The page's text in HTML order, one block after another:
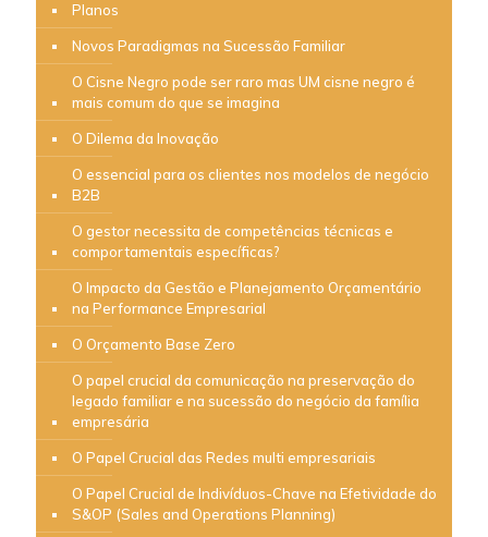
Planos
Novos Paradigmas na Sucessão Familiar
O Cisne Negro pode ser raro mas UM cisne negro é
mais comum do que se imagina
O Dilema da Inovação
O essencial para os clientes nos modelos de negócio
B2B
O gestor necessita de competências técnicas e
comportamentais específicas?
O Impacto da Gestão e Planejamento Orçamentário
na Performance Empresarial
O Orçamento Base Zero
O papel crucial da comunicação na preservação do
legado familiar e na sucessão do negócio da família
empresária
O Papel Crucial das Redes multi empresariais
O Papel Crucial de Indivíduos-Chave na Efetividade do
S&OP (Sales and Operations Planning)